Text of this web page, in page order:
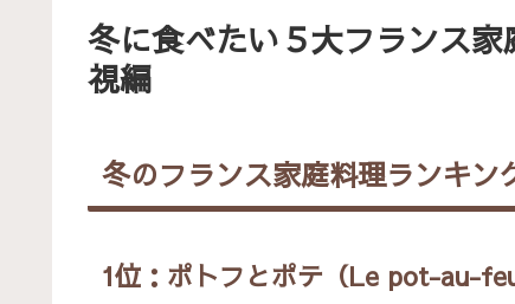
冬に食べたい５大フランス
視編
冬のフランス家庭料理ランキン
1位：ポトフとポテ（Le pot-au-